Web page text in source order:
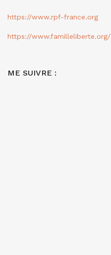
https://www.rpf-france.org
https://www.familleliberte.org/
ME SUIVRE :